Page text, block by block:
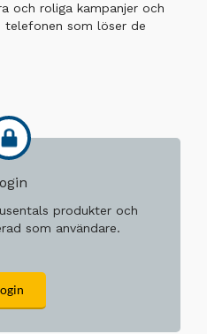
och roliga kampanjer och
telefonen som löser de
produkter och
som användare.